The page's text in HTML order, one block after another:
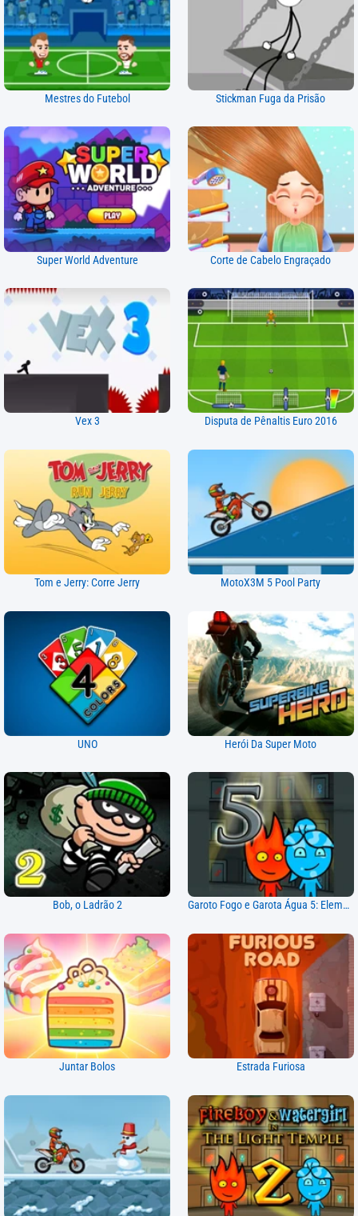
Mestres do Futebol Stickman Fuga da Prisão
Super World Adventure Corte de Cabelo Engraçado
Vex 3 Disputa de Pênaltis Euro 2016
Tom e Jerry: Corre Jerry MotoX3M 5 Pool Party
UNO Herói Da Super Moto
Bob, o Ladrão 2 Garoto Fogo e Garota Água 5: Elementos
Juntar Bolos Estrada Furiosa